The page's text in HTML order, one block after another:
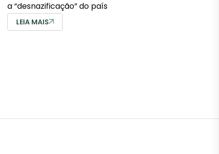
a “desnazificação” do país
LEIA MAIS